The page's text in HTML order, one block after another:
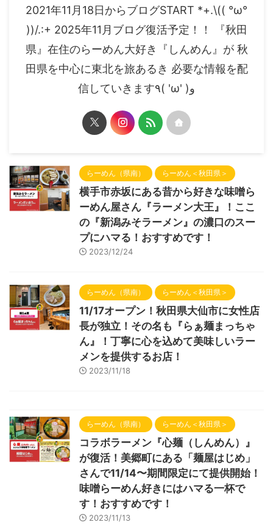
2021年11月18日からブログSTART *+.\(( °ω°
))/.:+ 2025年11月ブログ復活予定！！ 『秋田
県』在住のらーめん大好き『しんめん』が 秋
田県を中心に東北を旅あるき 必要な情報を配
信していきます٩( 'ω' )و
らーめん（県南） らーめん＜秋田県＞
横手市赤坂にある昔から好きな味噌ら
ーめん屋さん『ラーメン大王』！ここ
の『新潟みそラーメン』の濃口のスー
プにハマる！おすすめです！
2023/12/24
らーめん（県南） らーめん＜秋田県＞
11/17オープン！秋田県大仙市に女性店
長が独立！その名も『らぁ麺まっちゃ
ん』！丁寧に心を込めて美味しいラー
メンを提供するお店！
2023/11/18
らーめん（県南） らーめん＜秋田県＞
コラボラーメン『心麺（しんめん）』
が復活！美郷町にある「麺屋はじめ」
さんで11/14〜期間限定にて提供開始！
味噌らーめん好きにはハマる一杯で
す！おすすめです！
2023/11/13